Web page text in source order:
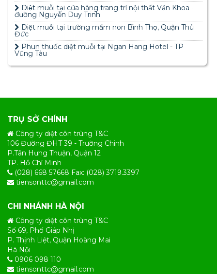
Diệt muỗi tại cửa hàng trang trí nội thất Văn Khoa -
đường Nguyễn Duy Trinh
Diệt muỗi tại trường mầm non Bình Thọ, Quận Thủ
Đức
Phun thuốc diệt muỗi tại Ngan Hang Hotel - TP
Vũng Tàu
TRỤ SỞ CHÍNH
Công ty diệt côn trùng T&C
106 Đường ĐHT 39 - Trường Chinh
P.Tân Hưng Thuận, Quận 12
TP. Hồ Chí Minh
(028) 668 57668 Fax: (028) 3719.3397
tiensonttc@gmail.com
CHI NHÁNH HÀ NỘI
Công ty diệt côn trùng T&C
Số 69, Phố Giáp Nhị
P. Thịnh Liệt, Quận Hoàng Mai
Hà Nội
0906 098 110
tiensonttc@gmail.com